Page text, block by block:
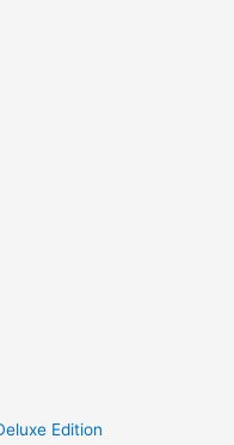
Edition